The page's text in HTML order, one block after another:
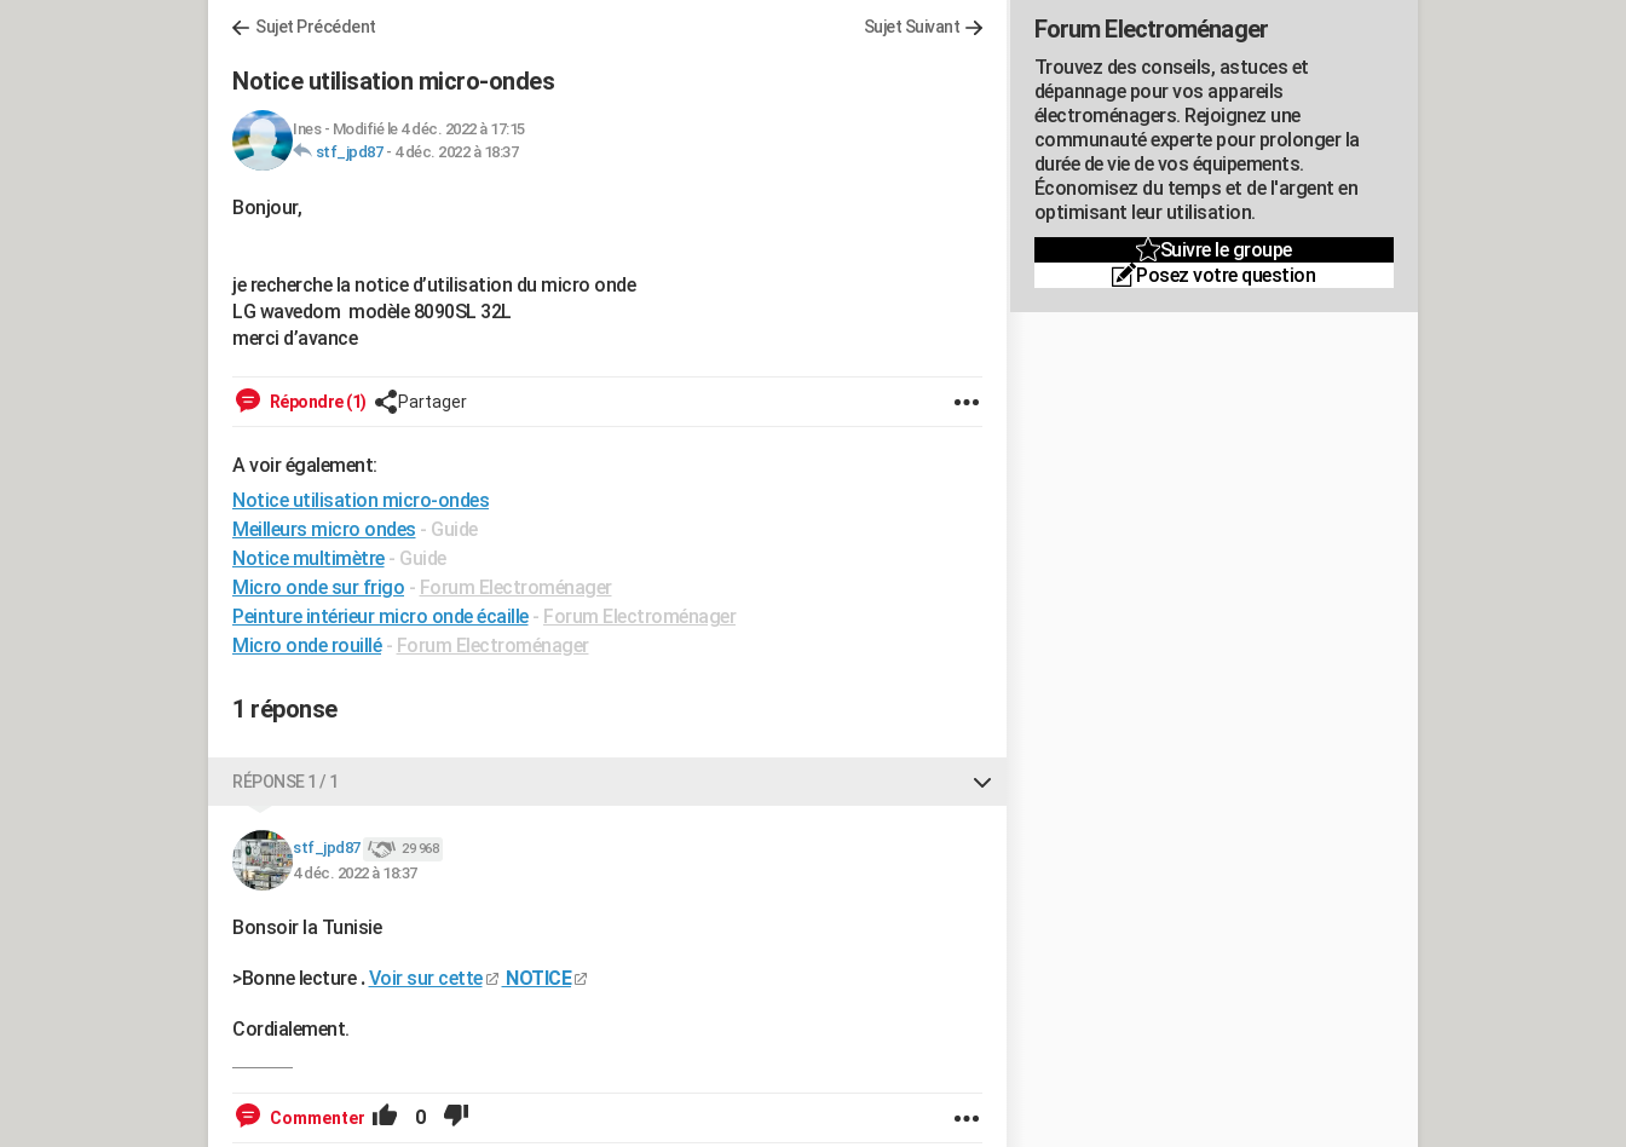
Sujet Précédent Sujet Suivant
Notice utilisation micro-ondes
Ines- Modifié le 4 déc. 2022 à 17:15
stf_jpd87- 4 déc. 2022 à 18:37
Bonjour,
je recherche la notice d’utilisation du micro onde
LG wavedom modèle 8090SL 32L
merci d’avance
Répondre (1) Partager
A voir également:
Notice utilisation micro-ondes
Meilleurs micro ondes - Guide
Notice multimètre - Guide
Micro onde sur frigo - Forum Electroménager
Peinture intérieur micro onde écaille - Forum Electroménager
Micro onde rouillé - Forum Electroménager
1 réponse
RÉPONSE 1 / 1
stf_jpd87 29 968
4 déc. 2022 à 18:37
Bonsoir la Tunisie
>Bonne lecture . Voir sur cette NOTICE
Cordialement.
Commenter 0
Forum Electroménager
Trouvez des conseils, astuces et
dépannage pour vos appareils
électroménagers. Rejoignez une
communauté experte pour prolonger la
durée de vie de vos équipements.
Économisez du temps et de l'argent en
optimisant leur utilisation.
Suivre le groupe
Posez votre question